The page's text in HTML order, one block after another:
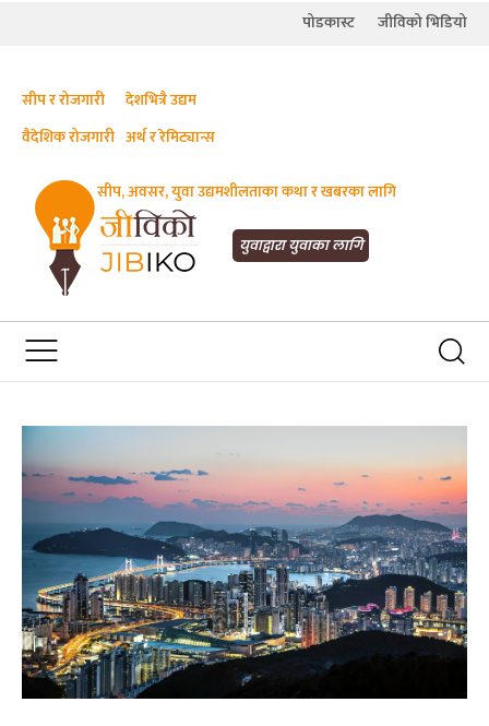
पोडकास्ट जीविको भिडियो
युवाद्वारा युवाका लागि
JIBIKO.COM
तपाईंको जीविकाको साथी
सीप, अवसर, युवा उद्यमशीलताका कथा र खबरका लागि
सीप र रोजगारी
देशभित्रै उद्यम
वैदेशिक रोजगारी अर्थ र रेमिट्यान्स